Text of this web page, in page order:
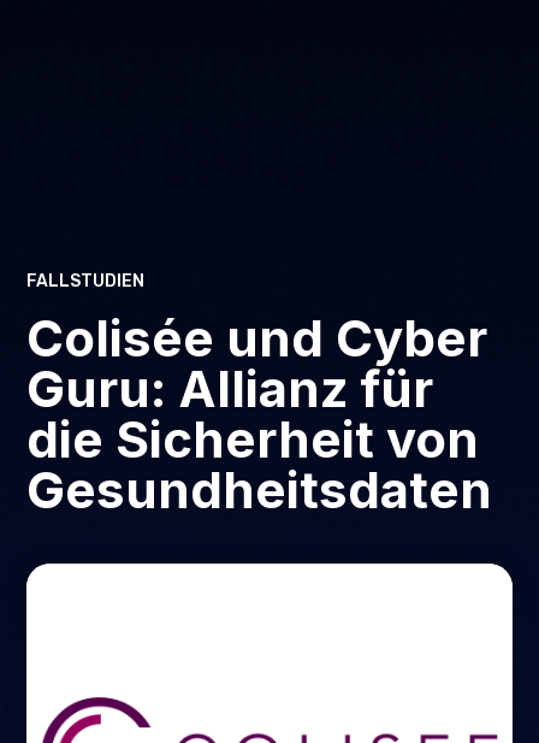
FALLSTUDIEN
Colisée und Cyber
Guru: Allianz für
die Sicherheit von
Gesundheitsdaten